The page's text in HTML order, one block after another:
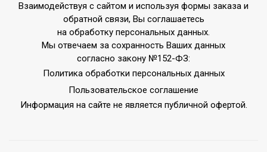
Взаимодействуя с сайтом и используя формы заказа и
обратной связи, Вы соглашаетесь
на обработку персональных данных.
Мы отвечаем за сохранность Ваших данных
согласно закону №152-ФЗ:
Политика обработки персональных данных
Пользовательское соглашение
Информация на сайте не является публичной офертой.